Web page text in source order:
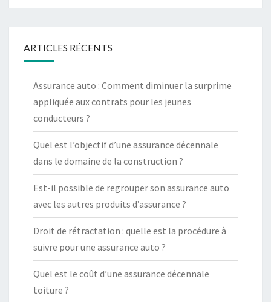
ARTICLES RÉCENTS
Assurance auto : Comment diminuer la surprime
appliquée aux contrats pour les jeunes
conducteurs ?
Quel est l’objectif d’une assurance décennale
dans le domaine de la construction ?
Est-il possible de regrouper son assurance auto
avec les autres produits d’assurance ?
Droit de rétractation : quelle est la procédure à
suivre pour une assurance auto ?
Quel est le coût d’une assurance décennale
toiture ?